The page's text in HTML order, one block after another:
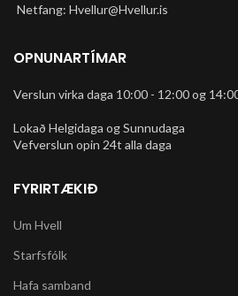
Fuji Aluminum rims, Fuji 32H
Dekk:
Kenda Small Block Eight, 20” x
Stýrisstammi:
Hnakkur:
Selle Royal
Flottur litur Blátt
Netfang: Hvellur@Hvellur.is
OPNUNARTÍMAR
Verslun virka daga 10:00 - 12:00 og
Lokað Helgidaga og Sunnudaga
Vefverslun opin 24t alla daga
FYRIRTÆKIÐ
Um Hvell
Starfsfólk
Hafa samband